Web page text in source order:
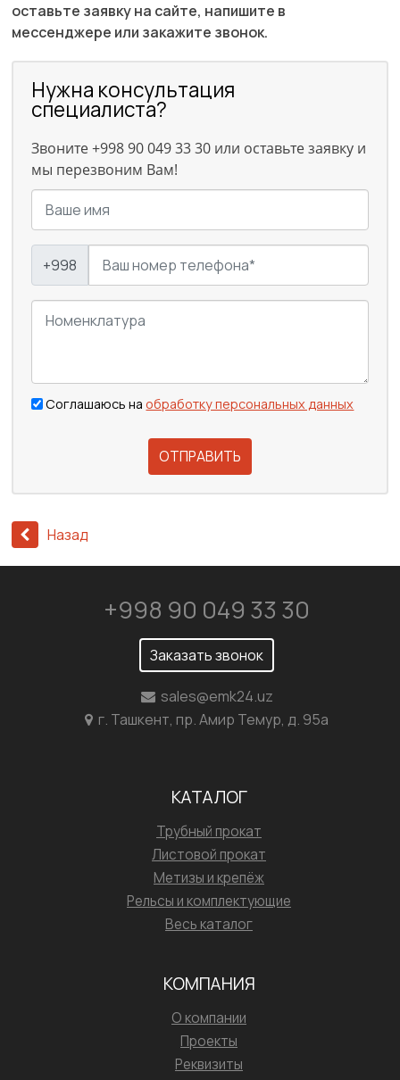
оставьте заявку на сайте, напишите в
мессенджере или закажите звонок.
Нужна консультация
специалиста?
Звоните +998 90 049 33 30 или оставьте заявку и
мы перезвоним Вам!
+998
Соглашаюсь наобработку персональных данных
ОТПРАВИТЬ
Назад
+998 90 049 33 30
Заказать звонок
sales@emk24.uz
г. Ташкент, пр. Амир Темур, д. 95а
КАТАЛОГ
Трубный прокат
Листовой прокат
Метизы и крепёж
Рельсы и комплектующие
Весь каталог
КОМПАНИЯ
О компании
Проекты
Реквизиты